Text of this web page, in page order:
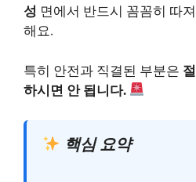
성 면에서 반드시 꼼꼼히 따
해요.
특히 안전과 직결된 부분은
하시면 안 됩니다.
핵심 요약